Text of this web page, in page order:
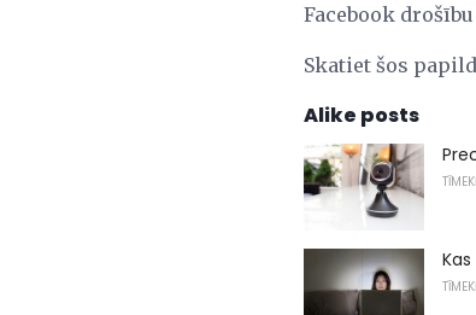
Facebook
Skatiet šos
Alike posts